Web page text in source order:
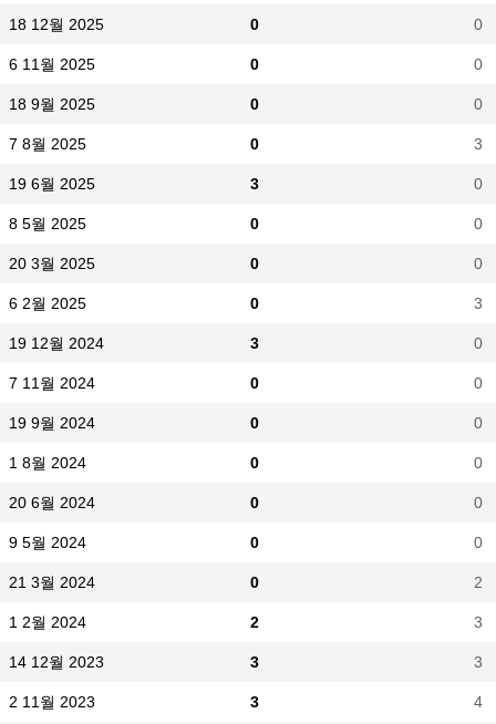
18 12월 2025 0 0
6 11월 2025 0 0
18 9월 2025 0 0
7 8월 2025 0 3
19 6월 2025 3 0
8 5월 2025 0 0
20 3월 2025 0 0
6 2월 2025 0 3
19 12월 2024 3 0
7 11월 2024 0 0
19 9월 2024 0 0
1 8월 2024 0 0
20 6월 2024 0 0
9 5월 2024 0 0
21 3월 2024 0 2
1 2월 2024 2 3
14 12월 2023 3 3
2 11월 2023 3 4